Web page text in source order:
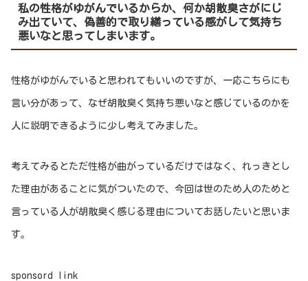
私の性格がゆがんでいるからか、何か胡散臭さがにじ
み出ていて、偽善的で取り繕っている感がして気持ち
悪いなと思ってしまいます。
性格がゆがんでいると思われてもいいのですが、一応こちらにも
言い分があって、なぜ胡散臭く気持ち悪いなと感じているのかを
人に説明できるように少し考えてみました。
考えてみるとただ性格が曲がっているだけではなく、れっきとし
た理由があることに気がついたので、今回は世のため人のためと
言っている人が胡散臭く感じる理由についてお話したいと思いま
す。
sponsord link